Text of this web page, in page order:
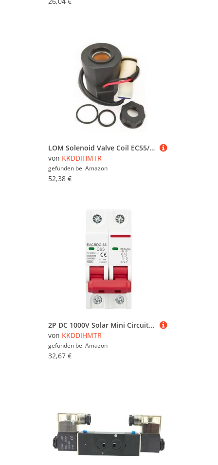
LOM Solenoid Valve Coil EC55/66 EC210/240/290B Pilot Safety Rotary Lock Solenoid Valve Coil DC12V DC24V(DC12V)(Dc12v)
von KKDDIHMTR
gefunden bei Amazon
52,38 €
2P DC 1000V Solar Mini Circuit Breaker Overload Protection Switch 6A 10A 16A 20A 25A 32A 40A 50A 63A DC1000V Photovoltaic PV(63A)
von KKDDIHMTR
gefunden bei Amazon
32,67 €